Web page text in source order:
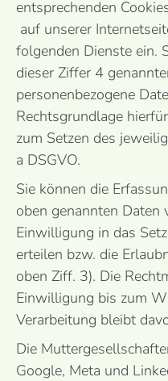
entsprechenden
auf unserer
folgenden Dienste ein.
dieser Ziffer 4
personenbezogene
Rechtsgrundlage
zum Setzen des
a DSGVO.
Sie können die
oben genannten Daten
Einwilligung in das
erteilen bzw. die
oben Ziff. 3). Die
Einwilligung bis zum
Verarbeitung bleibt
Die
Google, Meta und